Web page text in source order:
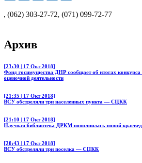
303-27-72, (071) 099-72-77
Архив
[23:30 | 17 Окт 2018]
Фонд госимущества ДНР сообщает об итогах конкурса
оценочной деятельности
[21:35 | 17 Окт 2018]
ВСУ обстреляли три населенных пункта — СЦКК
[21:10 | 17 Окт 2018]
Научная библиотека ДРКМ пополнилась новой
[20:43 | 17 Окт 2018]
ВСУ обстреляли три поселка — СЦКК